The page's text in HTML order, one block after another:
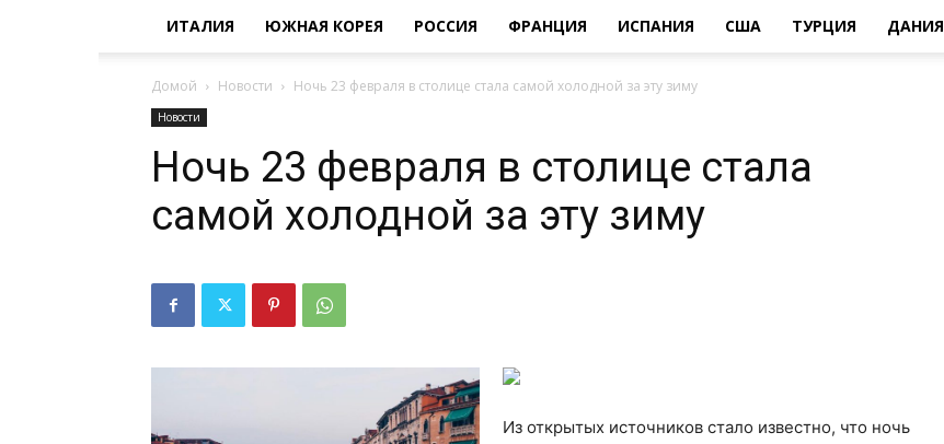
ИТАЛИЯ ЮЖНАЯ КОРЕЯ РОССИЯ ФРАНЦИЯ ИСПАНИЯ США ТУРЦИЯ ДАНИЯ
Домой Новости Ночь 23 февраля в столице стала самой холодной за эту зиму
Новости
Ночь 23 февраля в столице стала
самой холодной за эту зиму
Из открытых источников стало известно, что ночь